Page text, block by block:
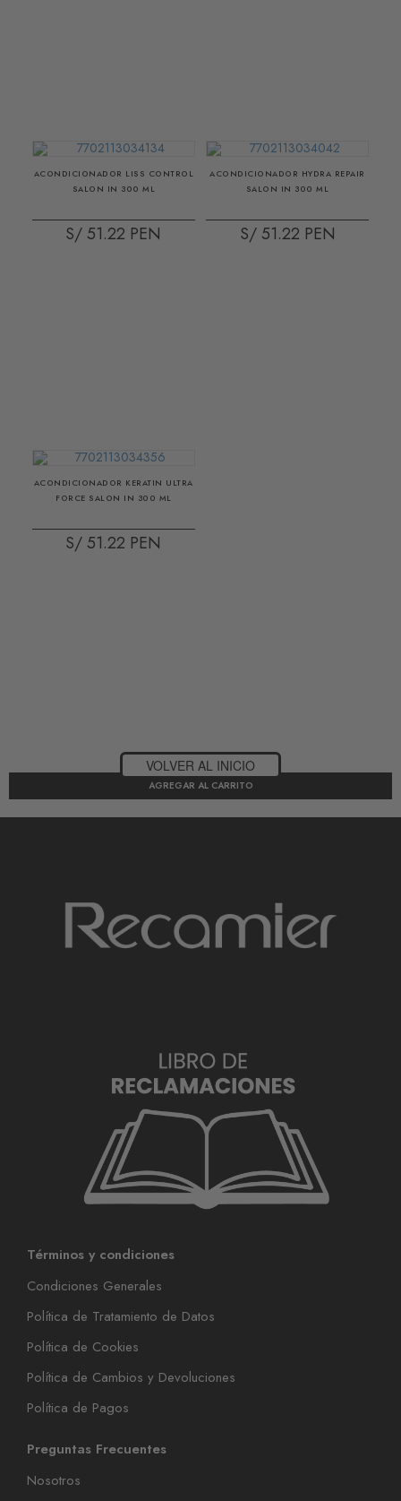
ACONDICIONADOR LISS CONTROL
SALON IN 300 ML
S/ 51.22
ACONDICIONADOR HYDRA REPAIR
SALON IN 300 ML
S/ 51.22
ACONDICIONADOR KERATIN ULTRA
FORCE SALON IN 300 ML
S/ 51.22
VOLVER AL INICIO
Términos y condiciones
Condiciones Generales
Política de Tratamiento de Datos
Política de Cookies
Política de Cambios y Devoluciones
Política de Pagos
Preguntas Frecuentes
Nosotros